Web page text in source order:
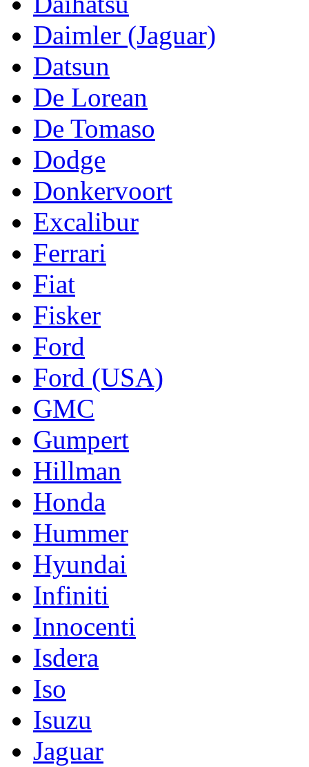
Daimler (Jaguar)
Datsun
De Lorean
De Tomaso
Dodge
Donkervoort
Excalibur
Ferrari
Fiat
Fisker
Ford
Ford (USA)
GMC
Gumpert
Hillman
Honda
Hummer
Hyundai
Infiniti
Innocenti
Isdera
Iso
Isuzu
Jaguar